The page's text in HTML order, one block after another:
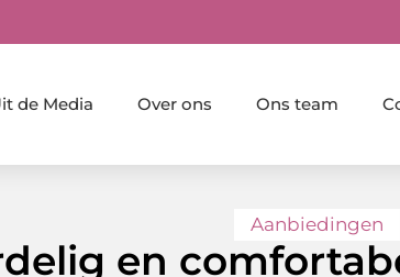
de Media Over ons Ons team
Aanbiedingen
en